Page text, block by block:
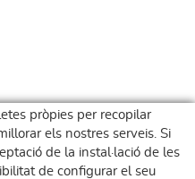
pròpies per recopilar
els nostres serveis. Si
de la instal·lació de les
de configurar el seu